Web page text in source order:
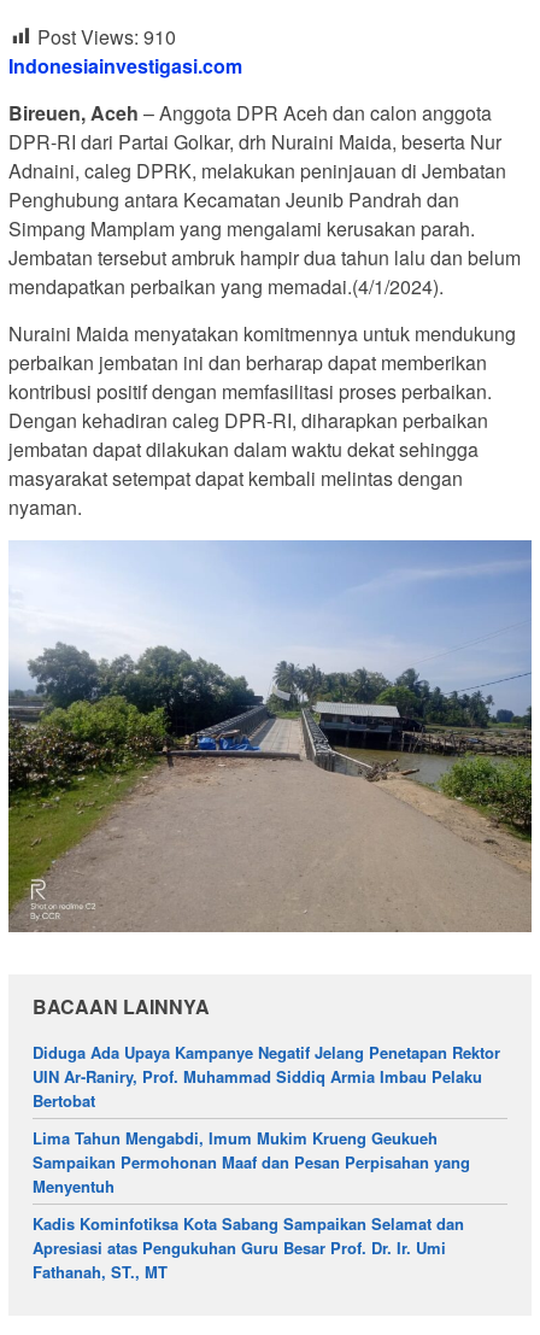
Post Views: 910
Indonesiainvestigasi.com
Bireuen, Aceh – Anggota DPR Aceh dan calon anggota
DPR-RI dari Partai Golkar, drh Nuraini Maida, beserta Nur
Adnaini, caleg DPRK, melakukan peninjauan di Jembatan
Penghubung antara Kecamatan Jeunib Pandrah dan
Simpang Mamplam yang mengalami kerusakan parah.
Jembatan tersebut ambruk hampir dua tahun lalu dan belum
mendapatkan perbaikan yang memadai.(4/1/2024).
Nuraini Maida menyatakan komitmennya untuk mendukung
perbaikan jembatan ini dan berharap dapat memberikan
kontribusi positif dengan memfasilitasi proses perbaikan.
Dengan kehadiran caleg DPR-RI, diharapkan perbaikan
jembatan dapat dilakukan dalam waktu dekat sehingga
masyarakat setempat dapat kembali melintas dengan
nyaman.
BACAAN LAINNYA
Diduga Ada Upaya Kampanye Negatif Jelang Penetapan Rektor
UIN Ar-Raniry, Prof. Muhammad Siddiq Armia Imbau Pelaku
Bertobat
Lima Tahun Mengabdi, Imum Mukim Krueng Geukueh
Sampaikan Permohonan Maaf dan Pesan Perpisahan yang
Menyentuh
Kadis Kominfotiksa Kota Sabang Sampaikan Selamat dan
Apresiasi atas Pengukuhan Guru Besar Prof. Dr. Ir. Umi
Fathanah, ST., MT